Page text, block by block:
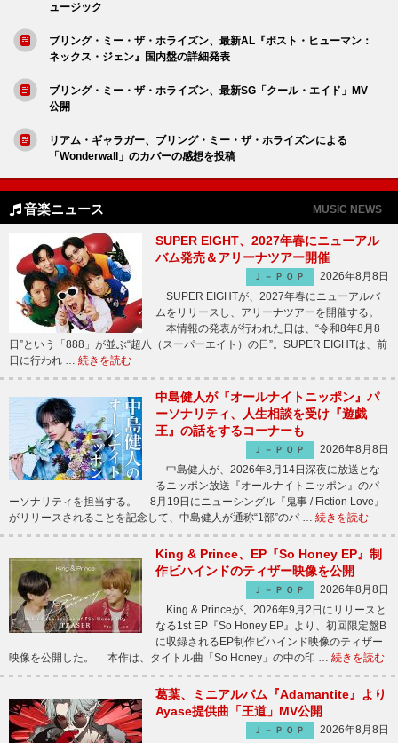
ュージック
ブリング・ミー・ザ・ホライズン、最新AL『ポスト・ヒューマン：
ネックス・ジェン』国内盤の詳細発表
ブリング・ミー・ザ・ホライズン、最新SG「クール・エイド」MV
公開
リアム・ギャラガー、ブリング・ミー・ザ・ホライズンによる
「Wonderwall」のカバーの感想を投稿
音楽ニュース MUSIC NEWS
SUPER EIGHT、2027年春にニューアル
バム発売＆アリーナツアー開催
Ｊ－ＰＯＰ
2026年8月8日
SUPER EIGHTが、2027年春にニューアルバ
ムをリリースし、アリーナツアーを開催する。
本情報の発表が行われた日は、“令和8年8月8
日”という「888」が並ぶ“超八（スーパーエイト）の日”。SUPER EIGHTは、前
日に行われ … 続きを読む
中島健人が『オールナイトニッポン』パ
ーソナリティ、人生相談を受け『遊戯
王』の話をするコーナーも
Ｊ－ＰＯＰ
2026年8月8日
中島健人が、2026年8月14日深夜に放送とな
るニッポン放送『オールナイトニッポン』のパ
ーソナリティを担当する。 8月19日にニューシングル『鬼事 / Fiction Love』
がリリースされることを記念して、中島健人が通称“1部”のパ … 続きを読む
King & Prince、EP『So Honey EP』制
作ビハインドのティザー映像を公開
Ｊ－ＰＯＰ
2026年8月8日
King & Princeが、2026年9月2日にリリースと
なる1st EP『So Honey EP』より、初回限定盤B
に収録されるEP制作ビハインド映像のティザー
映像を公開した。 本作は、タイトル曲「So Honey」の中の印 … 続きを読む
葛葉、ミニアルバム『Adamantite』より
Ayase提供曲「王道」MV公開
Ｊ－ＰＯＰ
2026年8月8日